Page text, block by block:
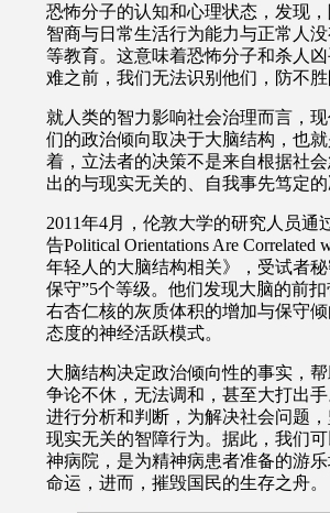
恐怖分子的认知和心理状态，发现
智商与日常生活行为能力与正常人
等教育。这意味着恐怖分子和杀人
难之前，我们无法识别他们，防不胜
就人类的智力影响社会治理而言，
们的政治倾向取决于大脑结构，也
着，立法者的决策不是来自根据社
出的与现实无关的、自我事先笃定的
2011年4月，伦敦大学的研究人员通
告Political Orientations Are Correlated
年轻人的大脑结构相关》，受试者
保守”5个等级。他们发现大脑的前
右杏仁核的灰质体积的增加与保守
态度的神经活跃模式。
大脑结构决定政治倾向性的事实，
争论不休，无法调和，甚至大打出
进行分析和判断，为解决社会问题
现实无关的智障行为。据此，我们
神病院，是为精神病患者准备的游
命运，进而，摧毁国民的生存之舟。